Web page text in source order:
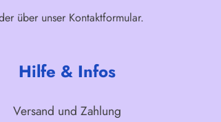
über unser Kontaktformular.
Hilfe & Infos
Versand und Zahlung